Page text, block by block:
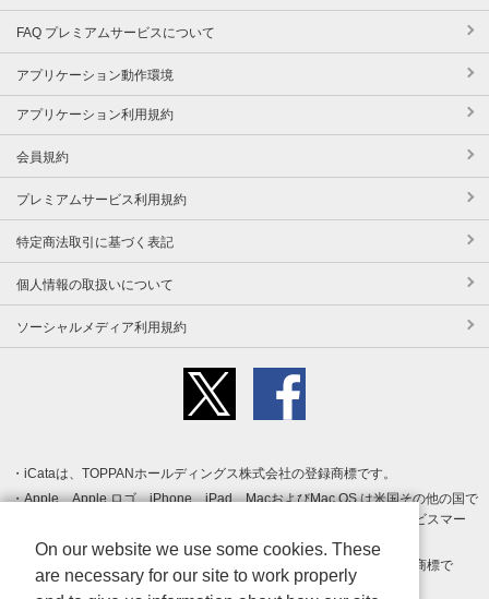
FAQ プレミアムサービスについて
アプリケーション動作環境
アプリケーション利用規約
会員規約
プレミアムサービス利用規約
特定商法取引に基づく表記
個人情報の取扱いについて
ソーシャルメディア利用規約
iCataは、TOPPANホールディングス株式会社の登録商標です。
Apple、Apple ロゴ、iPhone、iPad、MacおよびMac OS は米国その他の国で
登録された Apple Inc. の商標です。App Store は Apple Inc. のサービスマー
クです。
Android、Google Play および Google Play ロゴ は Google LLC の商標で
す。
On our website we use some cookies. These
are necessary for our site to work properly